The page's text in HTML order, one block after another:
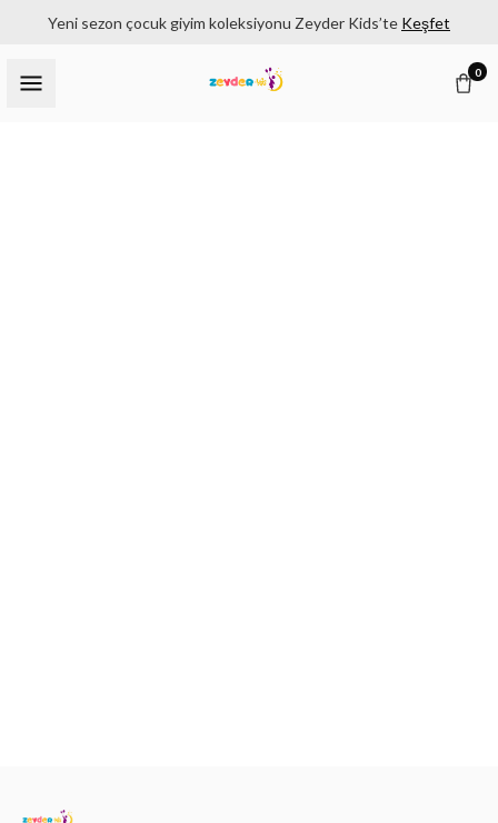
Yeni sezon çocuk giyim koleksiyonu Zeyder Kids’te Keşfet
0